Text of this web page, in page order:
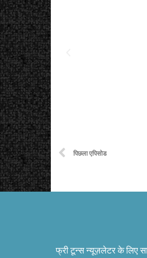
पिछला एपिसोड
फ्री टून्स न्यूज़लेटर के लिए